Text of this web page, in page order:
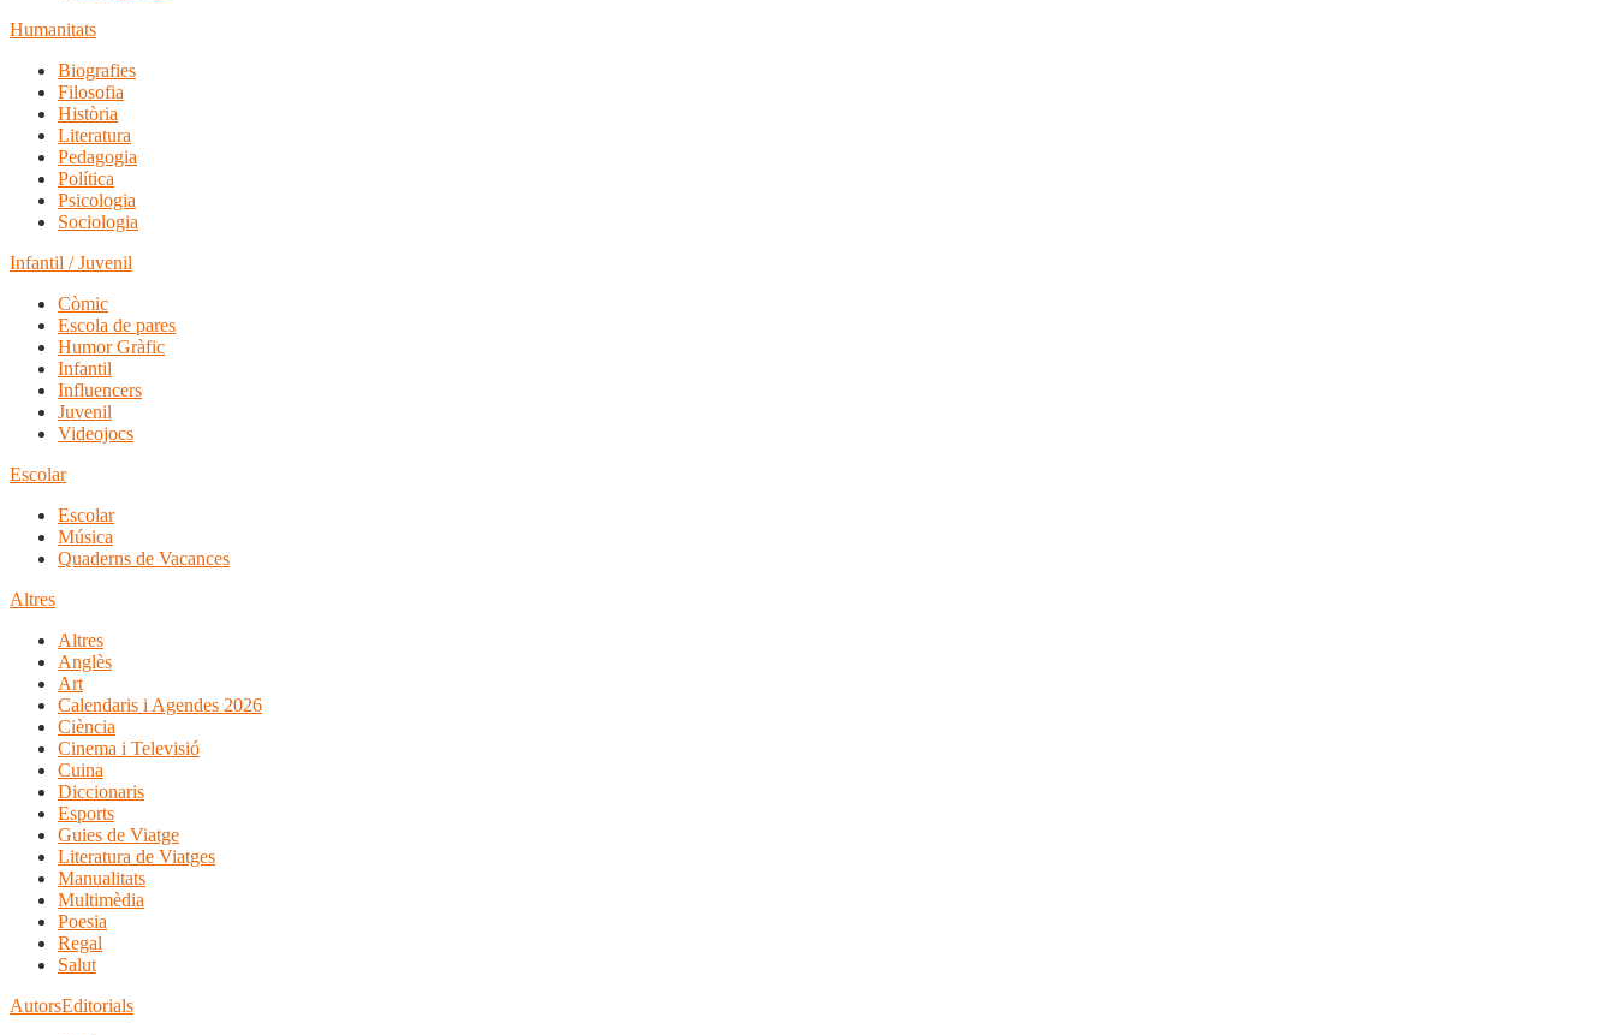
Humanitats
Biografies
Filosofia
Història
Literatura
Pedagogia
Política
Psicologia
Sociologia
Infantil / Juvenil
Còmic
Escola de pares
Humor Gràfic
Infantil
Influencers
Juvenil
Videojocs
Escolar
Escolar
Música
Quaderns de Vacances
Altres
Altres
Anglès
Art
Calendaris i Agendes 2026
Ciència
Cinema i Televisió
Cuina
Diccionaris
Esports
Guies de Viatge
Literatura de Viatges
Manualitats
Multimèdia
Poesia
Regal
Salut
AutorsEditorials